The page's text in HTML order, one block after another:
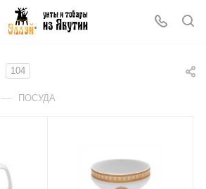
104
— ПОСУДА